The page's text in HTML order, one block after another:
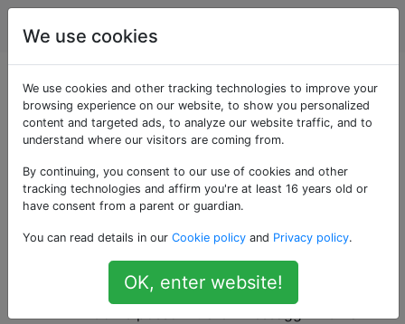
Applicazioni Web
Domande taggate
«gmail-filters»
Set di regole predefinite o create dall'utente che
eseguono azioni diverse sulle e-mail in arrivo o in
Come specificare le condizioni
"OR" per il filtro Gmail
We use cookies
We use cookies and other tracking technologies to improve your
browsing experience on our website, to show you personalized
content and targeted ads, to analyze our website traffic, and to
understand where our visitors are coming from.
By continuing, you consent to our use of cookies and other
tracking technologies and affirm you're at least 16 years old or
have consent from a parent or guardian.
You can read details in our Cookie policy and Privacy policy.
OK, enter website!